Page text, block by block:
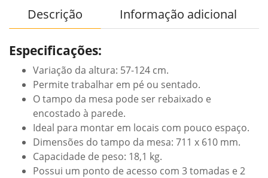
Descrição Informação adicional
Especificações:
Variação da altura: 57-124 cm.
Permite trabalhar em pé ou sentado.
O tampo da mesa pode ser rebaixado e
encostado à parede.
Ideal para montar em locais com pouco espaço.
Dimensões do tampo da mesa: 711 x 610 mm.
Capacidade de peso: 18,1 kg.
Possui um ponto de acesso com 3 tomadas e 2